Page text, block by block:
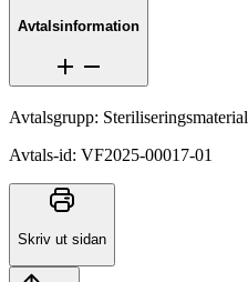
Avtalsinformation
Avtalsgrupp: Steriliseringsmaterial
Avtals-id: VF2025-00017-01
Skriv ut sidan